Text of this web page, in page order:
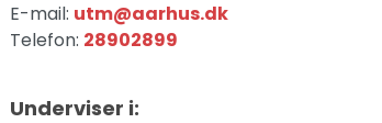
E-mail: utm@aarhus.dk
Telefon: 28902899
Underviser i: